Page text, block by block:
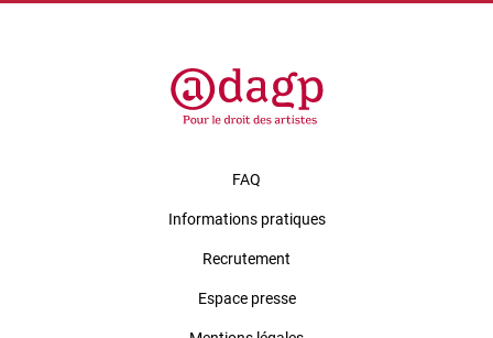
FAQ
Informations pratiques
Recrutement
Espace presse